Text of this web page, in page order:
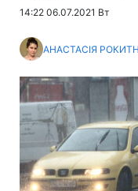
14:22 06.07.2021 Вт
АНАСТАСІЯ